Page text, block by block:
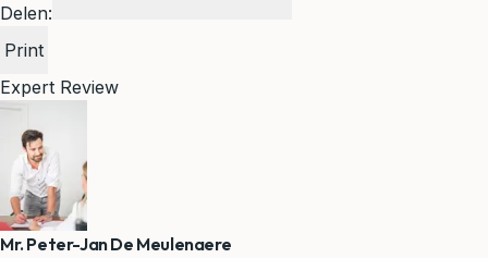
Delen:
Print
Expert Review
Mr. Peter-Jan De Meulenaere